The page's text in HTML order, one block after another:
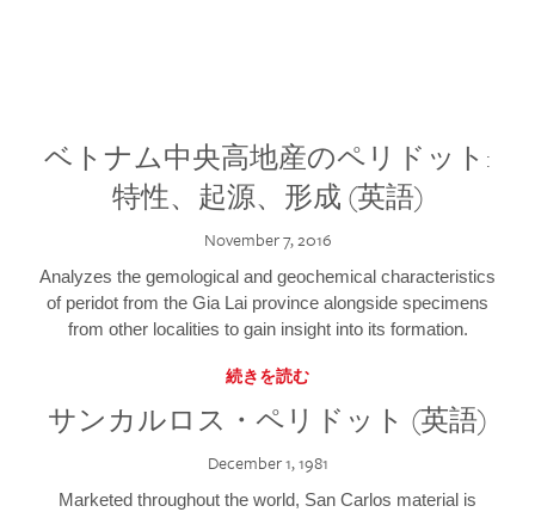
ベトナム中央高地産のペリドット:
特性、起源、形成 (英語)
November 7, 2016
Analyzes the gemological and geochemical characteristics
of peridot from the Gia Lai province alongside specimens
from other localities to gain insight into its formation.
続きを読む
サンカルロス・ペリドット (英語)
December 1, 1981
Marketed throughout the world, San Carlos material is